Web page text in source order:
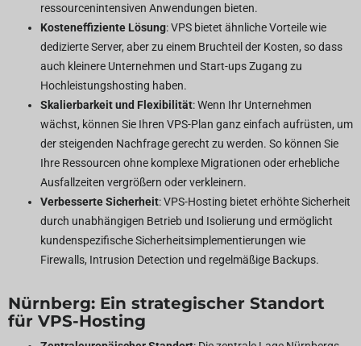
ressourcenintensiven Anwendungen bieten.
Kosteneffiziente Lösung: VPS bietet ähnliche Vorteile wie
dedizierte Server, aber zu einem Bruchteil der Kosten, so dass
auch kleinere Unternehmen und Start-ups Zugang zu
Hochleistungshosting haben.
Skalierbarkeit und Flexibilität: Wenn Ihr Unternehmen
wächst, können Sie Ihren VPS-Plan ganz einfach aufrüsten, um
der steigenden Nachfrage gerecht zu werden. So können Sie
Ihre Ressourcen ohne komplexe Migrationen oder erhebliche
Ausfallzeiten vergrößern oder verkleinern.
Verbesserte Sicherheit: VPS-Hosting bietet erhöhte Sicherheit
durch unabhängigen Betrieb und Isolierung und ermöglicht
kundenspezifische Sicherheitsimplementierungen wie
Firewalls, Intrusion Detection und regelmäßige Backups.
Nürnberg: Ein strategischer Standort
für VPS-Hosting